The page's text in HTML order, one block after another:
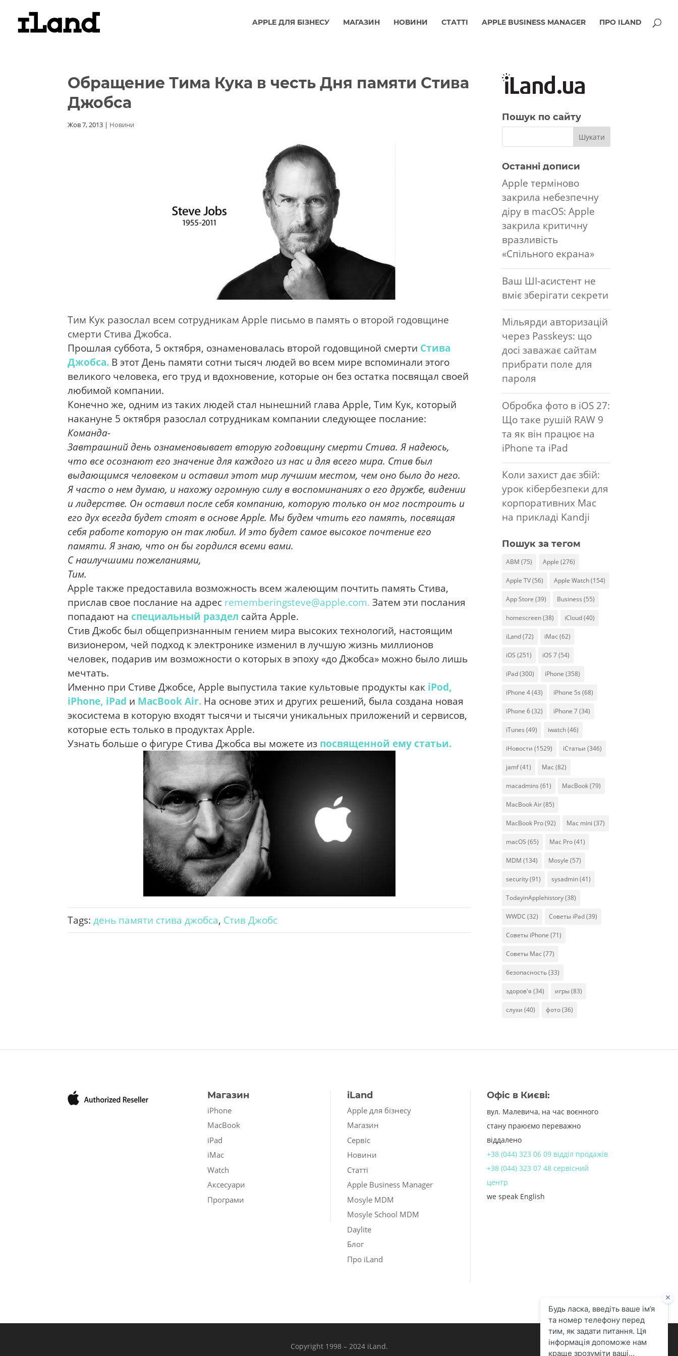
APPLE ДЛЯ БІЗНЕСУ МАГАЗИН НОВИНИ СТАТТІ APPLE BUSINESS MANAGER ПРО ILAND
Обращение Тима Кука в честь Дня памяти Стива
Джобса
Жов 7, 2013 | Новини
Тим Кук разослал всем сотрудникам Apple письмо в память о второй годовщине
смерти Стива Джобса.
Прошлая cуббота, 5 октября, ознаменовалась второй годовщиной смерти Стива
Джобса. В этот День памяти сотни тысяч людей во всем мире вспоминали этого
великого человека, его труд и вдохновение, которые он без остатка посвящал своей
любимой компании.
Конечно же, одним из таких людей стал нынешний глава Apple, Тим Кук, который
накануне 5 октября разослал сотрудникам компании следующее послание:
Команда-
Завтрашний день ознаменовывает вторую годовщину смерти Стива. Я надеюсь,
что все осознают его значение для каждого из нас и для всего мира. Стив был
выдающимся человеком и оставил этот мир лучшим местом, чем оно было до него.
Я часто о нем думаю, и нахожу огромную силу в воспоминаниях о его дружбе, видении
и лидерстве. Он оставил после себя компанию, которую только он мог построить и
его дух всегда будет стоят в основе Apple. Мы будем чтить его память, посвящая
себя работе которую он так любил. И это будет самое высокое почтение его
памяти. Я знаю, что он бы гордился всеми вами.
С наилучшими пожеланиями,
Тим.
Apple также предоставила возможность всем жалеющим почтить память Стива,
прислав свое послание на адрес rememberingsteve@apple.com. Затем эти послания
попадают на специальный раздел сайта Apple.
Стив Джобс был общепризнанным гением мира высоких технологий, настоящим
визионером, чей подход к электронике изменил в лучшую жизнь миллионов
человек, подарив им возможности о которых в эпоху «до Джобса» можно было лишь
мечтать.
Именно при Стиве Джобсе, Apple выпустила такие культовые продукты как iPod,
iPhone, iPad и MacBook Air. На основе этих и других решений, была создана новая
экосистема в которую входят тысячи и тысячи уникальных приложений и сервисов,
которые есть только в продуктах Apple.
Узнать больше о фигуре Стива Джобса вы можете из посвященной ему статьи.
Tags:день памяти стива джобса, Стив Джобс
Пошук по сайту
Останні дописи
Apple терміново
закрила небезпечну
діру в macOS: Apple
закрила критичну
вразливість
«Спільного екрана»
Ваш ШІ-асистент не
вміє зберігати секрети
Мільярди авторизацій
через Passkeys: що
досі заважає сайтам
прибрати поле для
пароля
Обробка фото в iOS 27:
Що таке рушій RAW 9
та як він працює на
iPhone та iPad
Коли захист дає збій:
урок кібербезпеки для
корпоративних Mac
на прикладі Kandji
Пошук за тегом
ABM (75) Apple (276)
Apple TV(56) Apple Watch(154)
App Store (39) Business (55)
homescreen(38) iCloud(40)
iLand(72) iMac (62)
iOS (251) iOS 7(54)
iPad(300) iPhone (358)
iPhone 4(43) iPhone 5s (68)
iPhone 6(32) iPhone 7(34)
iTunes (49) iwatch(46)
iНовости (1529) iСтатьи (346)
jamf(41) Mac (82)
macadmins (61) MacBook(79)
MacBook Air(85)
MacBook Pro(92) Mac mini (37)
macOS (65) Mac Pro(41)
MDM (134) Mosyle (57)
security(91) sysadmin(41)
TodayinApplehistory(38)
WWDC (32) Советы iPad(39)
Советы iPhone (71)
Советы Mac (77)
безопасность(33)
здоров'я (34) игры(83)
слухи (40) фото(36)
Магазин
iPhone
MacBook
iPad
iMac
Watch
Аксесуари
Програми
iLand
Apple для бізнесу
Магазин
Сервіс
Новини
Статті
Apple Business Manager
Mosyle MDM
Mosyle School MDM
Daylite
Блог
Про iLand
Офіс в Києві:
вул. Малевича, на час воєнного
стану праюємо переважно
віддалено
+38 (044) 323 06 09 відділ продажів
+38 (044) 323 07 48 сервісний
центр
we speak English
Copyright 1998 – 2024 iLand.